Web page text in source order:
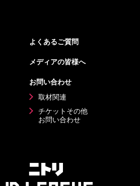
よくあるご質問
メディアの皆様へ
お問い合わせ
取材関連
チケットその他
お問い合わせ